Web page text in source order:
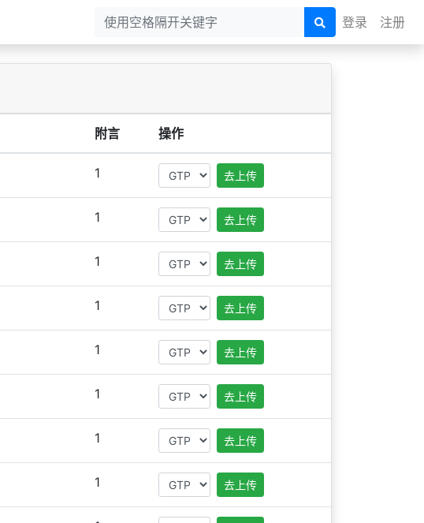
登录 注册
附言 操作
1 去上传
1 去上传
1 去上传
1 去上传
1 去上传
1 去上传
1 去上传
1 去上传